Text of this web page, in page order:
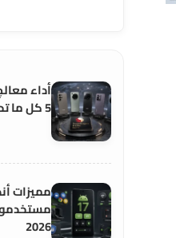
5 كل ما تحتاج معرفته
مستخدمو
2026